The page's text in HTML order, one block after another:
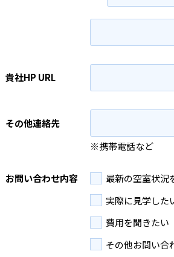
貴社HP URL
その他連絡先
※携帯電話など
お問い合わせ内容
最新の空室状況
実際に見学した
費用を聞きたい
その他お問い合